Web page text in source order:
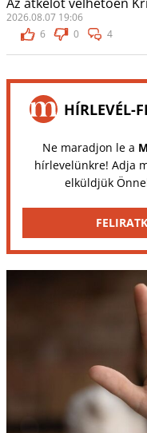
2026.08.07 19:06
6
0 4
HÍRLEVÉL-
Ne maradjon le a
hírlevelünkre! Adja
elküldjük